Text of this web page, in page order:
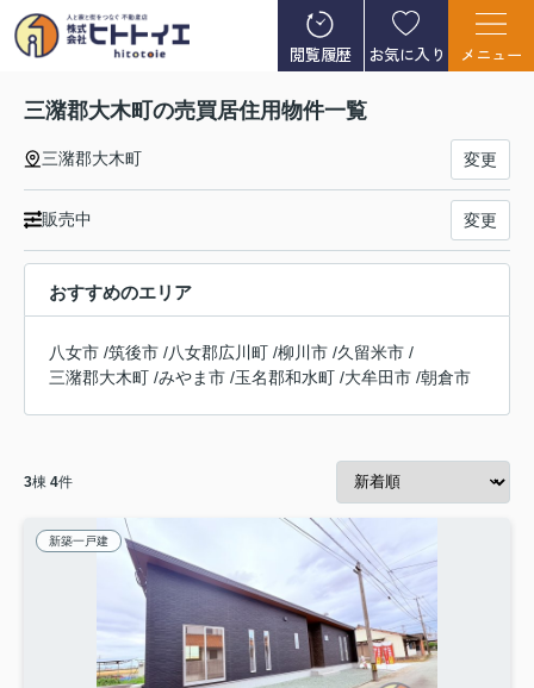
閲覧履歴 お気に入り メニュー
三潴郡大木町の売買居住用物件一覧
三潴郡大木町 変更
販売中 変更
おすすめのエリア
八女市 /筑後市 /八女郡広川町 /柳川市 /久留米市 /
三潴郡大木町 /みやま市 /玉名郡和水町 /大牟田市 /朝倉市
3棟 4件
新築一戸建